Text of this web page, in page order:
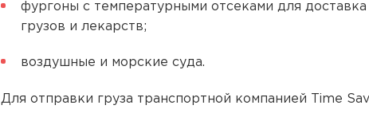
фургоны с температурными отсеками для
грузов и лекарств;
воздушные и морские суда.
Для отправки груза транспортной компанией Time